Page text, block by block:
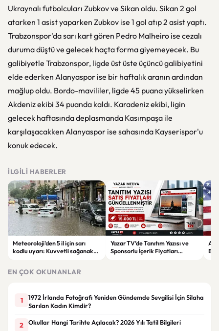
Ukraynalı futbolcuları Zubkov ve Sikan oldu. Sikan 2 gol
atarken 1 asist yaparken Zubkov ise 1 gol atıp 2 asist yaptı.
Trabzonspor'da sarı kart gören Pedro Malheiro ise cezalı
duruma düştü ve gelecek haçta forma giyemeyecek. Bu
galibiyetle Trabzonspor, ligde üst üste üçüncü galibiyetini
elde ederken Alanyaspor ise bir haftalık aranın ardından
mağlup oldu. Bordo-mavililer, ligde 45 puana yükselirken
Akdeniz ekibi 34 puanda kaldı. Karadeniz ekibi, ligin
gelecek haftasında deplasmanda Kasımpaşa ile
karşılaşacakken Alanyaspor ise sahasında Kayserispor'u
konuk edecek.
İLGILI HABERLER
Meteoroloji'den 5 il için sarı
kodlu uyarı: Kuvvetli sağanak
Yazar TV’de Tanıtım Yazısı ve
Sponsorlu İçerik Fiyatları
EN ÇOK OKUNANLAR
1
1972 İrlanda Fotoğrafı Yeniden Gündemde Sevgilisi İçin Silaha
Sarılan Kadın Kimdir?
2 Okullar Hangi Tarihte Açılacak? 2026 Yılı Tatil Bilgileri